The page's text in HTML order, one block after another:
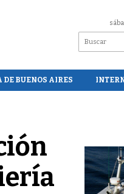
DE BUENOS AIRES